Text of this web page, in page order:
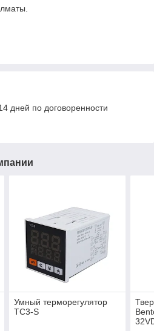
дней по договоренности
Умный терморегулятор
TC3-S